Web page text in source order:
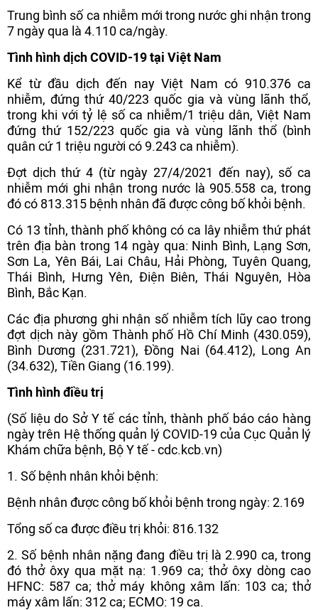
Trung bình số ca nhiễm mới trong nước ghi nhận trong
7 ngày qua là 4.110 ca/ngày.
Tình hình dịch COVID-19 tại Việt Nam
Kể từ đầu dịch đến nay Việt Nam có 910.376 ca
nhiễm, đứng thứ 40/223 quốc gia và vùng lãnh thổ,
trong khi với tỷ lệ số ca nhiễm/1 triệu dân, Việt Nam
đứng thứ 152/223 quốc gia và vùng lãnh thổ (bình
quân cứ 1 triệu người có 9.243 ca nhiễm).
Đợt dịch thứ 4 (từ ngày 27/4/2021 đến nay), số ca
nhiễm mới ghi nhận trong nước là 905.558 ca, trong
đó có 813.315 bệnh nhân đã được công bố khỏi bệnh.
Có 13 tỉnh, thành phố không có ca lây nhiễm thứ phát
trên địa bàn trong 14 ngày qua: Ninh Bình, Lạng Sơn,
Sơn La, Yên Bái, Lai Châu, Hải Phòng, Tuyên Quang,
Thái Bình, Hưng Yên, Điện Biên, Thái Nguyên, Hòa
Bình, Bắc Kạn.
Các địa phương ghi nhận số nhiễm tích lũy cao trong
đợt dịch này gồm Thành phố Hồ Chí Minh (430.059),
Bình Dương (231.721), Đồng Nai (64.412), Long An
(34.632), Tiền Giang (16.199).
Tình hình điều trị
(Số liệu do Sở Y tế các tỉnh, thành phố báo cáo hàng
ngày trên Hệ thống quản lý COVID-19 của Cục Quản lý
Khám chữa bệnh, Bộ Y tế - cdc.kcb.vn)
1. Số bệnh nhân khỏi bệnh:
Bệnh nhân được công bố khỏi bệnh trong ngày: 2.169
Tổng số ca được điều trị khỏi: 816.132
2. Số bệnh nhân nặng đang điều trị là 2.990 ca, trong
đó thở ôxy qua mặt nạ: 1.969 ca; thở ôxy dòng cao
HFNC: 587 ca; thở máy không xâm lấn: 103 ca; thở
máy xâm lấn: 312 ca; ECMO: 19 ca.